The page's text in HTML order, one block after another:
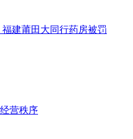
建莆田大同行药房被罚
营秩序